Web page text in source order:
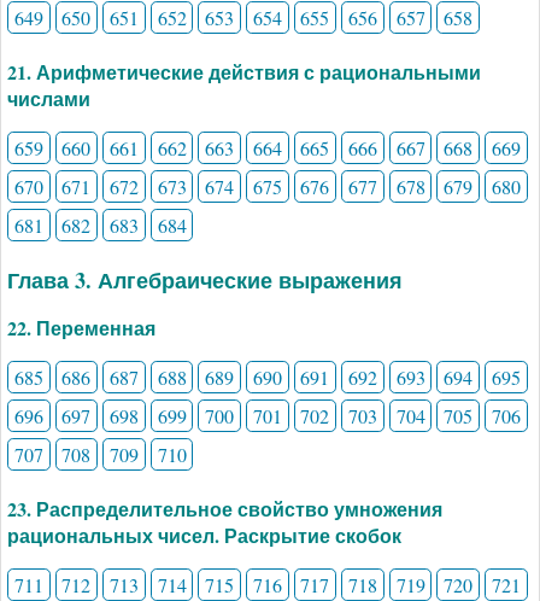
649 650 651 652 653 654 655 656 657 658
21. Арифметические действия с рациональными
числами
659 660 661 662 663 664 665 666 667 668
669
670
671 672 673 674 675 676 677 678 679
680
681
682 683 684
Глава 3. Алгебраические выражения
22. Переменная
685 686 687 688 689 690 691 692 693 694
695
696
697 698 699 700 701 702 703 704 705
706
707
708 709 710
23. Распределительное свойство умножения
рациональных чисел. Раскрытие скобок
711 712 713 714 715 716 717 718 719 720
721